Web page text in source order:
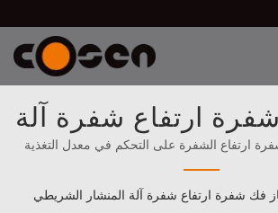
ارتفاع شفرة آلة
الشريطي | دمج
المتطورة في عملية
ارتفاع الشفرة على التحكم في معدل التغذية
العلامة التجارية للبيع في 80 دولة، بما في ذلك أمريكا الشمالية (منذ
1989)، حيث وضعت Cosen منذ البداية مهمتها واضحة في المنافسة
فك شفرة ارتفاع شفرة آلة المنشار الشريطي